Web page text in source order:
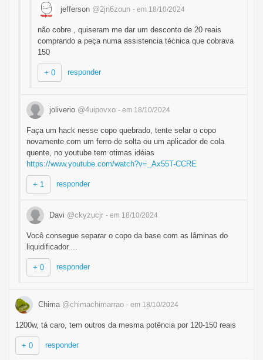
jefferson @2jn6zoun - em 18/10/2024
não cobre , quiseram me dar um desconto de 20 reais
comprando a peça numa assistencia técnica que cobrava
150
+ 0 responder
joliverio @4uipovxo - em 18/10/2024
Faça um hack nesse copo quebrado, tente selar o copo
novamente com um ferro de solta ou um aplicador de cola
quente, no youtube tem otimas idéias
https://www.youtube.com/watch?v=_Ax55T-CCRE
+ 1 responder
Davi @ckyzucjr - em 18/10/2024
Você consegue separar o copo da base com as lâminas do
liquidificador....
+ 0 responder
Chima @chimachimarrao - em 18/10/2024
1200w, tá caro, tem outros da mesma potência por 120-150 reais
+ 0 responder